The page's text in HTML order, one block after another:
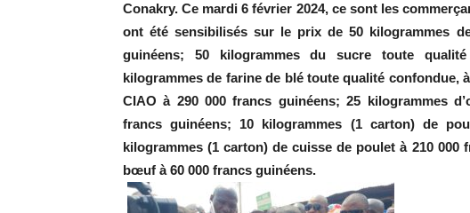
Conakry. Ce mardi 6 février 2024, ce sont les
ont été sensibilisés sur le prix de 50 kilogrammes
guinéens; 50 kilogrammes du sucre toute
kilogrammes de farine de blé toute qualité confondue,
CIAO à 290 000 francs guinéens; 25 kilogrammes
francs guinéens; 10 kilogrammes (1 carton) de
kilogrammes (1 carton) de cuisse de poulet à 210
bœuf à 60 000 francs guinéens.